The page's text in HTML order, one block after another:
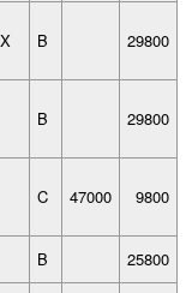
B 29800
B 29800
C 47000 9800
B 25800